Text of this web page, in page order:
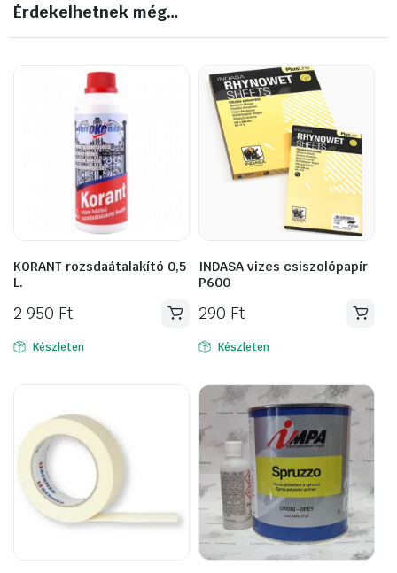
Érdekelhetnek még…
KORANT rozsdaátalakító 0,5
L.
2 950 Ft
Készleten
INDASA vizes csiszolópapír
P600
290 Ft
Készleten